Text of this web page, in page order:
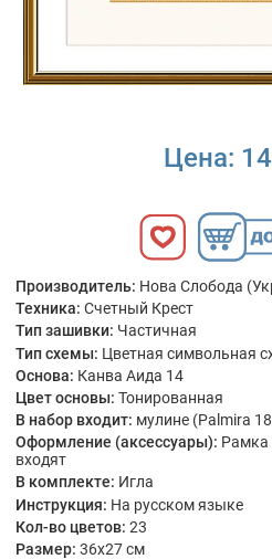
Цена:
Производитель: Нова Слобода
Техника: Счетный Крест
Тип зашивки: Частичная
Тип схемы: Цветная символьная
Основа: Канва Аида 14
Цвет основы: Тонированная
В набор входит: мулине (Palmira
Оформление (аксессуары): Рамка
входят
В комплекте: Игла
Инструкция: На русском языке
Кол-во цветов: 23
Размер: 36x27 см